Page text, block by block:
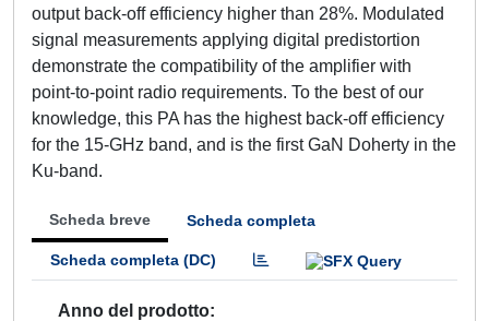
output back-off efficiency higher than 28%. Modulated
signal measurements applying digital predistortion
demonstrate the compatibility of the amplifier with
point-to-point radio requirements. To the best of our
knowledge, this PA has the highest back-off efficiency
for the 15-GHz band, and is the first GaN Doherty in the
Ku-band.
Scheda breve Scheda completa
Scheda completa (DC)
Anno del prodotto